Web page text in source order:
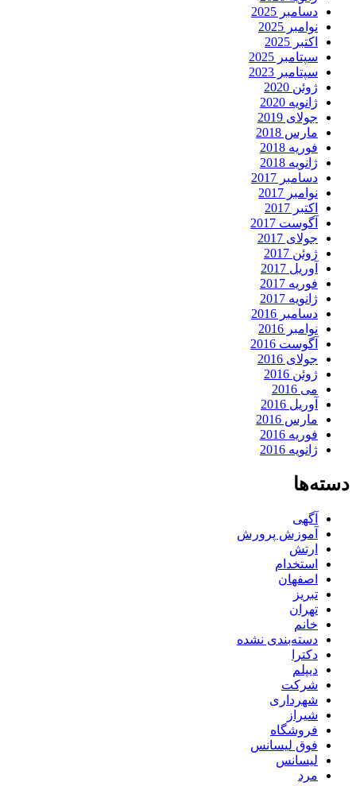
دسامبر 2025
نوامبر 2025
اکتبر 2025
سپتامبر 2025
سپتامبر 2023
ژوئن 2020
ژانویه 2020
جولای 2019
مارس 2018
فوریه 2018
ژانویه 2018
دسامبر 2017
نوامبر 2017
اکتبر 2017
آگوست 2017
جولای 2017
ژوئن 2017
آوریل 2017
فوریه 2017
ژانویه 2017
دسامبر 2016
نوامبر 2016
آگوست 2016
جولای 2016
ژوئن 2016
می 2016
آوریل 2016
مارس 2016
فوریه 2016
ژانویه 2016
دسته‌ها
آگهی
آموزش پرورش
ارتش
استخدام
اصفهان
تبریز
تهران
خانم
دسته‌بندی نشده
دکترا
دیپلم
شرکت
شهرداری
شیراز
فروشگاه
فوق لیسانس
لیسانس
مرد